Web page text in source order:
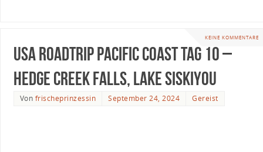
KEINE KOMMENTARE
USA Roadtrip Pacific Coast Tag 10 –
Hedge Creek Falls, Lake Siskiyou
Von frischeprinzessin September 24, 2024 Gereist